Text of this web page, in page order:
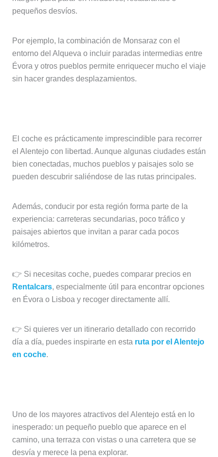
pequeños desvíos.
Por ejemplo, la combinación de Monsaraz con el
entorno del Alqueva o incluir paradas intermedias entre
Évora y otros pueblos permite enriquecer mucho el viaje
sin hacer grandes desplazamientos.
El coche es prácticamente imprescindible para recorrer
el Alentejo con libertad. Aunque algunas ciudades están
bien conectadas, muchos pueblos y paisajes solo se
pueden descubrir saliéndose de las rutas principales.
Además, conducir por esta región forma parte de la
experiencia: carreteras secundarias, poco tráfico y
paisajes abiertos que invitan a parar cada pocos
kilómetros.
👉 Si necesitas coche, puedes comparar precios en
Rentalcars, especialmente útil para encontrar opciones
en Évora o Lisboa y recoger directamente allí.
👉 Si quieres ver un itinerario detallado con recorrido
día a día, puedes inspirarte en esta ruta por el Alentejo
en coche.
Uno de los mayores atractivos del Alentejo está en lo
inesperado: un pequeño pueblo que aparece en el
camino, una terraza con vistas o una carretera que se
desvía y merece la pena explorar.